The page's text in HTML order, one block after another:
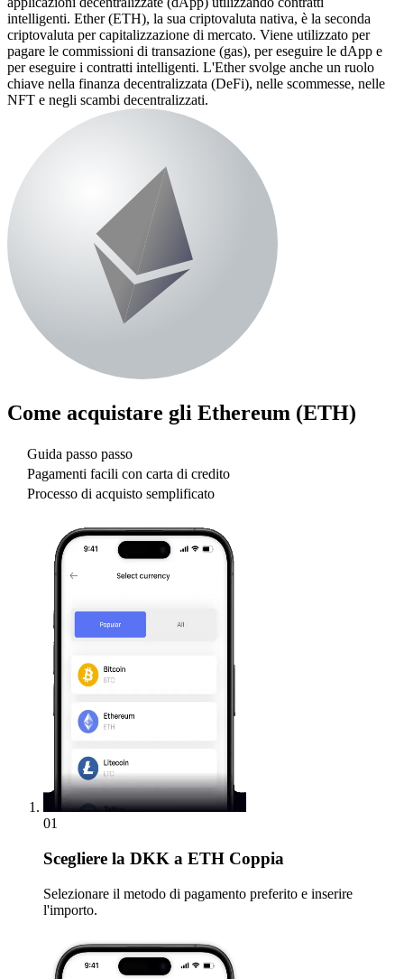
intelligenti. Ether (ETH), la sua criptovaluta nativa, è la seconda
criptovaluta per capitalizzazione di mercato. Viene utilizzato per
pagare le commissioni di transazione (gas), per eseguire le dApp e
per eseguire i contratti intelligenti. L'Ether svolge anche un ruolo
chiave nella finanza decentralizzata (DeFi), nelle scommesse, nelle
NFT e negli scambi decentralizzati.
Come acquistare gli Ethereum (ETH)
Guida passo passo
Pagamenti facili con carta di credito
Processo di acquisto semplificato
01
Scegliere la DKK a ETH Coppia
Selezionare il metodo di pagamento preferito e inserire
l'importo.